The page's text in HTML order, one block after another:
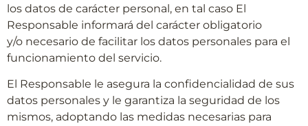
los datos de carácter personal, en tal caso El
Responsable informará del carácter obligatorio
y/o necesario de facilitar los datos personales para el
funcionamiento del servicio.
El Responsable le asegura la confidencialidad de sus
datos personales y le garantiza la seguridad de los
mismos, adoptando las medidas necesarias para